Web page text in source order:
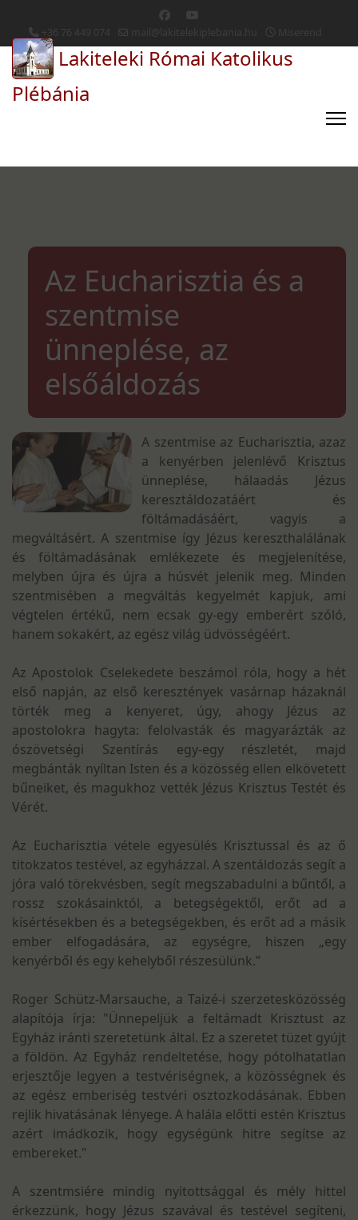
+36 76 449 074 mail@lakitelekiplebania.hu Miserend
Lakiteleki Római Katolikus
Plébánia
Az Eucharisztia és a
szentmise
ünneplése, az
elsőáldozás
A szentmise az Eucharisztia, azaz
a kenyérben jelenlévő Krisztus
ünneplése, hálaadás Jézus
keresztáldozatáért és
föltámadásáért, vagyis a
megváltásért. A szentmise így Jézus kereszthalálának
és föltámadásának emlékezete és megjelenítése,
melyben újra és újra a húsvét jelenik meg. Minden
szentmisében a megváltás kegyelmét kapjuk, ami
végtelen értékű, nem ecsak gy-egy emberért szóló,
hanem sokakért, az egész világ üdvösségéért.
Az Apostolok Cselekedete beszámol róla, hogy a hét
első napján, az első keresztények vasárnap házaknál
törték meg a kenyeret, úgy, ahogy Jézus az
apostolokra hagyta: felolvasták és magyarázták az
ószövetségi Szentírás egy-egy részletét, majd
megbánták nyíltan Isten és a közösség ellen elkövetett
bűneiket, és magukhoz vették Jézus Krisztus Testét és
Vérét.
Az Eucharisztia vétele egyesülés Krisztussal és az ő
titokzatos testével, az egyházzal. A szentáldozás segít a
jóra való törekvésben, segít megszabadulni a bűntől, a
rossz szokásainktól, a betegségektől, erőt ad a
kísértésekben és a betegségekben, és erőt ad a másik
ember elfogadására, az egységre, hiszen „egy
kenyérből és egy kehelyből részesülünk.”
Roger Schütz-Marsauche, a Taizé-i szerzetesközösség
alapítója írja: "Ünnepeljük a feltámadt Krisztust az
Egyház iránti szeretetünk által. Ez a szeretet tüzet gyújt
a földön. Az Egyház rendeltetése, hogy pótolhatatlan
erjesztője legyen a testvériségnek, a közösségnek és
az egész emberiség testvéri osztozkodásának. Ebben
rejlik hivatásának lényege. A halála előtti estén Krisztus
azért imádkozik, hogy egységünk hitre segítse az
embereket."
A szentmsiére mindig nyitottsággal és mély hittel
érkezzünk, hogy Jézus szavával és testével segíteni,